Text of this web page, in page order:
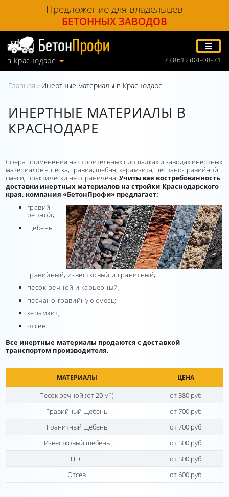
Предложение для владельцев
БЕТОННЫХ ЗАВОДОВ
в Краснодаре +7 (8612)04-08-71
Главная » Инертные материалы в Краснодаре
ИНЕРТНЫЕ МАТЕРИАЛЫ В
КРАСНОДАРЕ
Сфера применения на строительных площадках и заводах инертных
материалов – песка, гравия, щебня, керамзита, песчано-гравийной
смеси, практически не ограничена.Учитывая востребованность
доставки инертных материалов на стройки Краснодарского
края, компания «БетонПрофи» предлагает:
гравий
речной;
щебень
гравийный, известковый и гранитный;
песок речной и карьерный;
песчано-гравийную смесь;
керамзит;
отсев.
Все инертные материалы продаются с доставкой
транспортом производителя.
МАТЕРИАЛЫ ЦЕНА
Песок речной (от 20 м3)
от 380 руб
Гравийный щебень
от 700 руб
Гранитный щебень
от 700 руб
Известковый щебень
от 500 руб
ПГС
от 500 руб
Отсев
от 600 руб